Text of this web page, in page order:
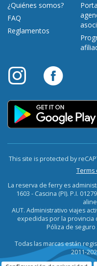
¿Quiénes somos?
FAQ
Reglamentos
This site is protected by
Terms
La reserva de ferry es
1603 - Cascina (PI). P.I.
AUT. Administrativo viajes
expedidas por la provincia
Póliza de seguro
Todas las marcas están
2011-